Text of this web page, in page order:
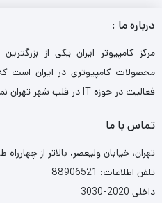
درباره ما :
مرکز کامپیوتر ایران یکی از
فعالیت در حوزه IT در قلب شهر تهران نموده است.
تماس با ما
تهران، خیابان ولیعصر، بالاتر از چهارراه
تلفن اطلاعات: 88906521
داخلی 2020-3030